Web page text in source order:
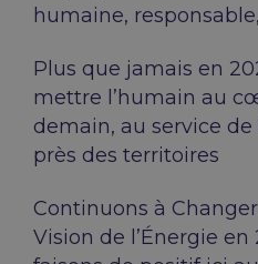
humaine,
Plus que jamais en
mettre l’humain au
demain, au service
près des territoires
Continuons à
Vision de l’Énergie